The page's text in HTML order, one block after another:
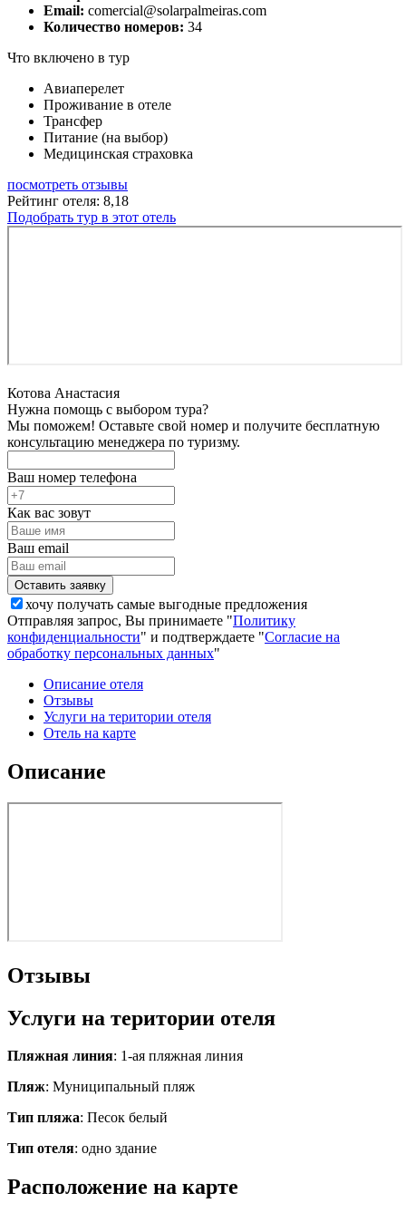
Email: comercial@solarpalmeiras.com
Количество номеров: 34
Что включено в тур
Авиаперелет
Проживание в отеле
Трансфер
Питание (на выбор)
Медицинская страховка
посмотреть отзывы
Рейтинг отеля: 8,18
Подобрать тур в этот отель
Котова Анастасия
Нужна помощь с выбором тура?
Мы поможем! Оставьте свой номер и получите бесплатную
консультацию менеджера по туризму.
Ваш номер телефона
Как вас зовут
Ваш email
хочу получать самые выгодные предложения
Отправляя запрос, Вы принимаете "Политику
конфиденциальности" и подтверждаете "Согласие на
обработку персональных данных"
Описание отеля
Отзывы
Услуги на територии отеля
Отель на карте
Описание
Отзывы
Услуги на територии отеля
Пляжная линия: 1-ая пляжная линия
Пляж: Муниципальный пляж
Тип пляжа: Песок белый
Тип отеля: одно здание
Расположение на карте